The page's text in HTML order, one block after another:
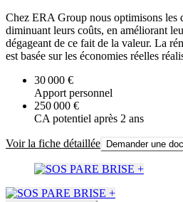
Chez ERA Group nous optimisons les
diminuant leurs coûts, en améliorant
dégageant de ce fait de la valeur. La
est basée sur les économies réelles
30 000 €
Apport personnel
250 000 €
CA potentiel après 2 ans
Voir la fiche détaillée Demander une